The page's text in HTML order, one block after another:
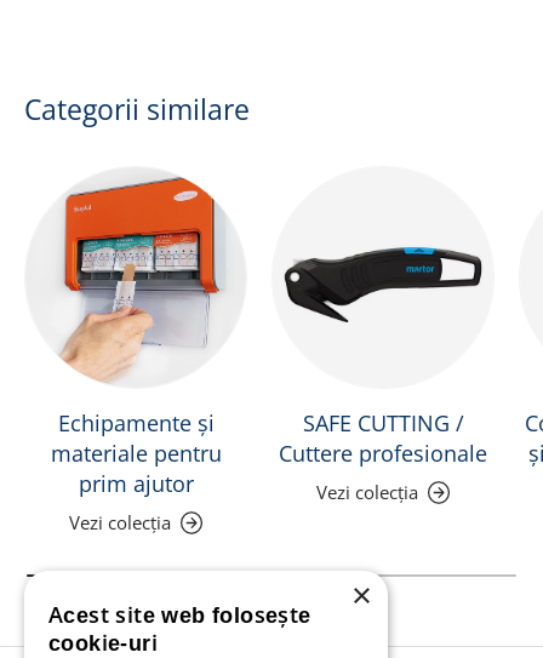
Categorii similare
Echipamente și
materiale pentru
prim ajutor
Vezi colecția
SAFE CUTTING /
Cuttere profesionale
Vezi colecția
×
Acest site web folosește
cookie-uri